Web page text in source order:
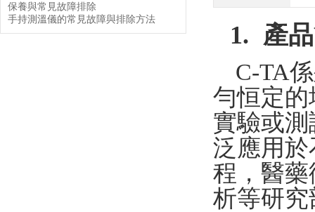
保養與常見故障排除
手持測溫儀的常見故障與排除方法
1. 產
C-TA
勻恒定的
實驗或測
泛應用於石
程，醫
析等研究部